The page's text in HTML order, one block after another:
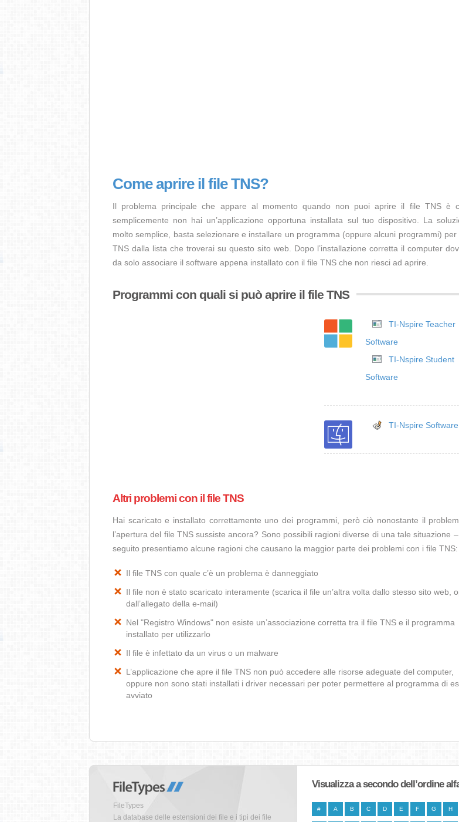
Come aprire il file TNS?
Il problema principale che appare al momento quando non puoi aprire il file TNS è
semplicemente non hai un’applicazione opportuna installata sul tuo dispositivo. La
molto semplice, basta selezionare e installare un programma (oppure alcuni programmi) per
TNS dalla lista che troverai su questo sito web. Dopo l’installazione corretta il computer
da solo associare il software appena installato con il file TNS che non riesci ad aprire.
Programmi con quali si può aprire il file TNS
TI-Nspire Teacher
Software
TI-Nspire Student
Software
TI-Nspire Software
Altri problemi con il file TNS
Hai scaricato e installato correttamente uno dei programmi, però ciò nonostante il
l’apertura del file TNS sussiste ancora? Sono possibili ragioni diverse di una tale situazione
seguito presentiamo alcune ragioni che causano la maggior parte dei problemi con i file TNS:
Il file TNS con quale c’è un problema è danneggiato
Il file non è stato scaricato interamente (scarica il file un’altra volta dallo stesso sito web,
dall’allegato della e-mail)
Nel "Registro Windows" non esiste un’associazione corretta tra il file TNS e il programma
installato per utilizzarlo
Il file è infettato da un virus o un malware
L’applicazione che apre il file TNS non può accedere alle risorse adeguate del computer,
oppure non sono stati installati i driver necessari per poter permettere al programma di
avviato
FileTypes
La database delle estensioni dei file e i tipi dei file
Visualizza a secondo dell’ordine
# A B C D E F G H